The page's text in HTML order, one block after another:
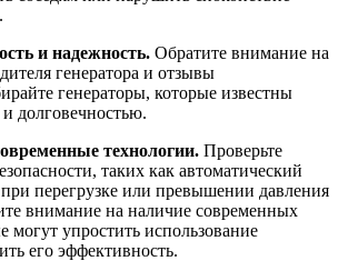
и надежность. Обратите внимание на
генератора и отзывы
генераторы, которые известны
долговечностью.
технологии. Проверьте
таких как автоматический
при перегрузке или превышении давления
внимание на наличие современных
могут упростить использование
его эффективность.